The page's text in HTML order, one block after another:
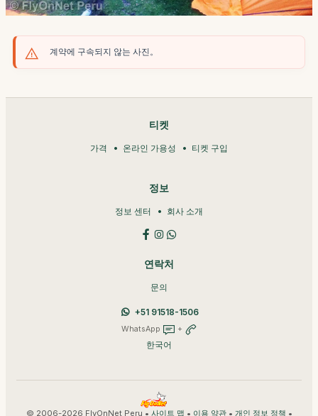
계약에 구속되지 않는 사진。
티켓
가격 온라인 가용성 티켓 구입
정보
정보 센터 회사 소개
연락처
문의
+51 91518-1506
WhatsApp +
한국어
© 2006-2026 FlyOnNet Peru • 사이트 맵 • 이용 약관• 개인 정보 정책 •